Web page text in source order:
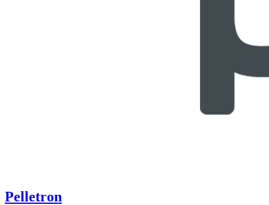
Pelletron